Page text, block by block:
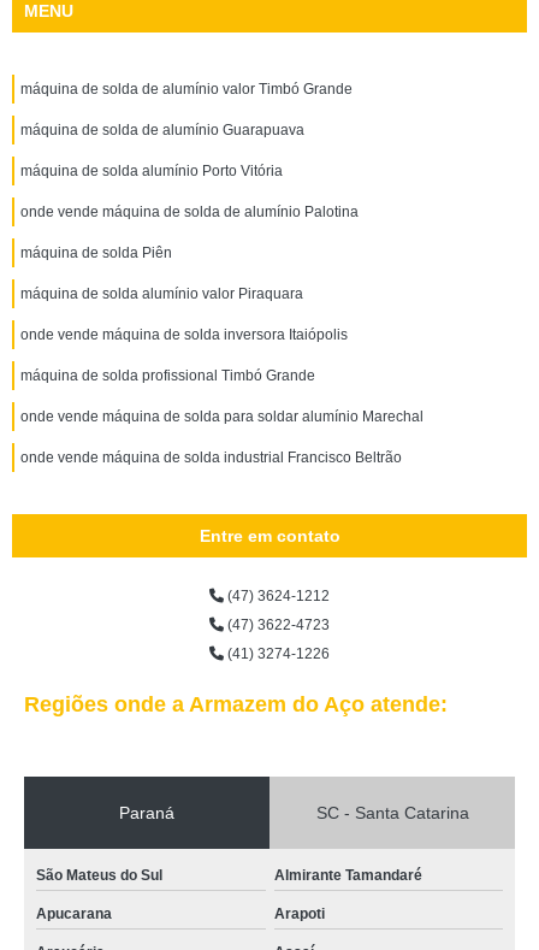
MENU
máquina de solda de alumínio valor Timbó Grande
máquina de solda de alumínio Guarapuava
máquina de solda alumínio Porto Vitória
onde vende máquina de solda de alumínio Palotina
máquina de solda Piên
máquina de solda alumínio valor Piraquara
onde vende máquina de solda inversora Itaiópolis
máquina de solda profissional Timbó Grande
onde vende máquina de solda para soldar alumínio Marechal
onde vende máquina de solda industrial Francisco Beltrão
Entre em contato
(47) 3624-1212
(47) 3622-4723
(41) 3274-1226
Regiões onde a Armazem do Aço atende:
Paraná SC - Santa Catarina
São Mateus do Sul Almirante Tamandaré
Apucarana Arapoti